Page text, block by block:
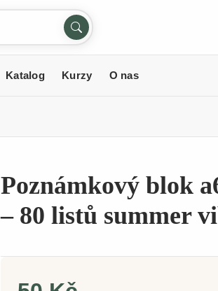
Katalog Kurzy O nas
Poznámkový blok
– 80 listů summer